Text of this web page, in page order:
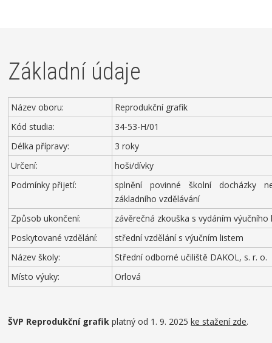
Základní údaje
Název oboru:
Reprodukční grafik
Kód studia:
34-53-H/01
Délka přípravy:
3 roky
Určení:
hoši/dívky
Podmínky přijetí:
splnění povinné školní docházky
základního vzdělávání
Způsob ukončení:
závěrečná zkouška s vydáním výučního
Poskytované vzdělání:
střední vzdělání s výučním listem
Název školy:
Střední odborné učiliště DAKOL, s. r. o.
Místo výuky:
Orlová
ŠVP Reprodukční grafikplatný od 1. 9. 2025ke stažení zde.